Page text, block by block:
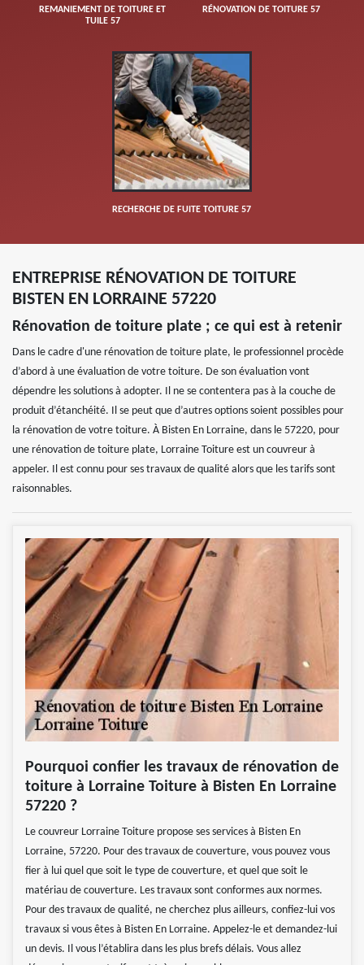
REMANIEMENT DE TOITURE ET
TUILE 57
RÉNOVATION DE TOITURE 57
RECHERCHE DE FUITE TOITURE 57
ENTREPRISE RÉNOVATION DE TOITURE
BISTEN EN LORRAINE 57220
Rénovation de toiture plate ; ce qui est à retenir
Dans le cadre d'une rénovation de toiture plate, le professionnel procède
d’abord à une évaluation de votre toiture. De son évaluation vont
dépendre les solutions à adopter. Il ne se contentera pas à la couche de
produit d’étanchéité. Il se peut que d’autres options soient possibles pour
la rénovation de votre toiture. À Bisten En Lorraine, dans le 57220, pour
une rénovation de toiture plate, Lorraine Toiture est un couvreur à
appeler. Il est connu pour ses travaux de qualité alors que les tarifs sont
raisonnables.
Pourquoi confier les travaux de rénovation de
toiture à Lorraine Toiture à Bisten En Lorraine
57220 ?
Le couvreur Lorraine Toiture propose ses services à Bisten En
Lorraine, 57220. Pour des travaux de couverture, vous pouvez vous
fier à lui quel que soit le type de couverture, et quel que soit le
matériau de couverture. Les travaux sont conformes aux normes.
Pour des travaux de qualité, ne cherchez plus ailleurs, confiez-lui vos
travaux si vous êtes à Bisten En Lorraine. Appelez-le et demandez-lui
un devis. Il vous l’établira dans les plus brefs délais. Vous allez